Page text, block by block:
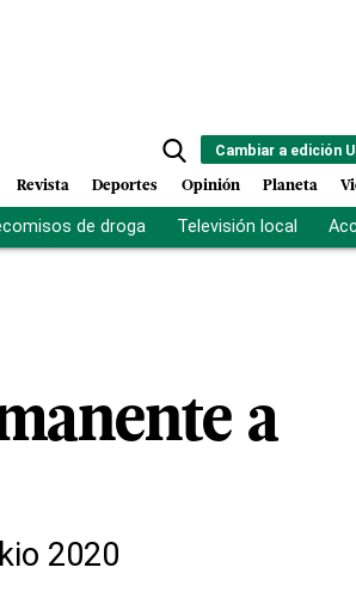
Cambiar a edición
Revista Deportes Opinión Planeta
de droga Televisión local
a
2020